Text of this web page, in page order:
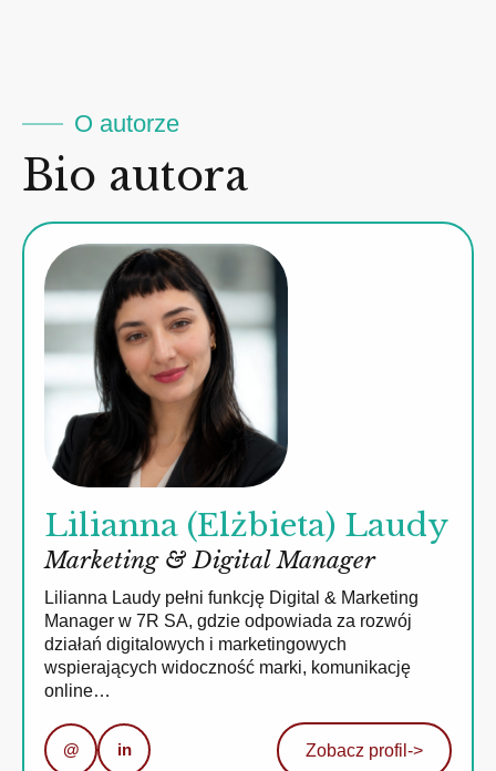
O autorze
Bio autora
Lilianna (Elżbieta) Laudy
Marketing & Digital Manager
Lilianna Laudy pełni funkcję Digital & Marketing
Manager w 7R SA, gdzie odpowiada za rozwój
działań digitalowych i marketingowych
wspierających widoczność marki, komunikację
online…
@ in Zobacz profil ->